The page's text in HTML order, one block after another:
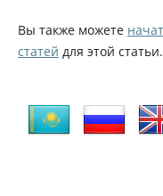
Вы также можете
статей для этой статьи.